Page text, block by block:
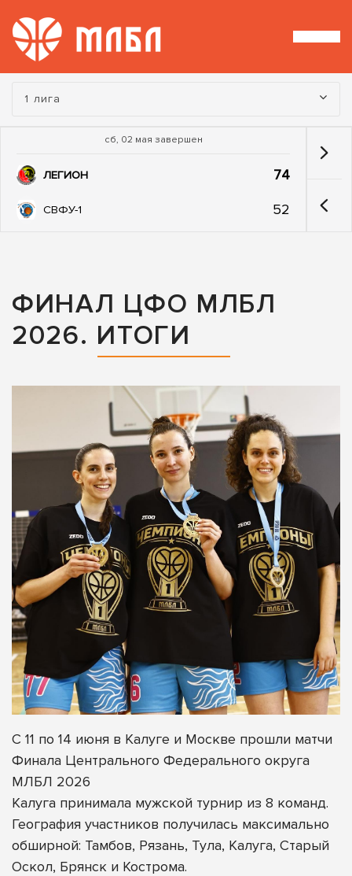
Турнир:
1 лига
сб, 02 мая завершен
ЛЕГИОН 74
СВФУ-1 52
ФИНАЛ ЦФО МЛБЛ
2026. ИТОГИ
С 11 по 14 июня в Калуге и Москве прошли матчи
Финала Центрального Федерального округа
МЛБЛ 2026
Калуга принимала мужской турнир из 8 команд.
География участников получилась максимально
обширной: Тамбов, Рязань, Тула, Калуга, Старый
Оскол, Брянск и Кострома.